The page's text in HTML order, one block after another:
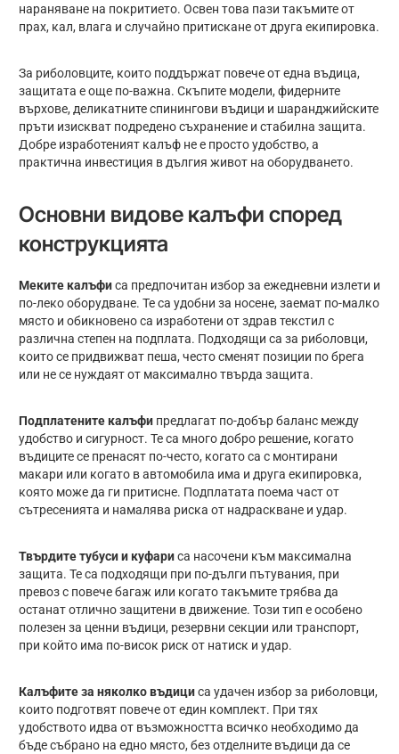
нараняване на покритието. Освен това пази такъмите от
прах, кал, влага и случайно притискане от друга екипировка.
За риболовците, които поддържат повече от една въдица,
защитата е още по-важна. Скъпите модели, фидерните
върхове, деликатните спинингови въдици и шаранджийските
пръти изискват подредено съхранение и стабилна защита.
Добре изработеният калъф не е просто удобство, а
практична инвестиция в дългия живот на оборудването.
Основни видове калъфи според
конструкцията
Меките калъфиса предпочитан избор за ежедневни излети и
по-леко оборудване. Те са удобни за носене, заемат по-малко
място и обикновено са изработени от здрав текстил с
различна степен на подплата. Подходящи са за риболовци,
които се придвижват пеша, често сменят позиции по брега
или не се нуждаят от максимално твърда защита.
Подплатените калъфи предлагат по-добър баланс между
удобство и сигурност. Те са много добро решение, когато
въдиците се пренасят по-често, когато са с монтирани
макари или когато в автомобила има и друга екипировка,
която може да ги притисне. Подплатата поема част от
сътресенията и намалява риска от надраскване и удар.
Твърдите тубуси и куфариса насочени към максимална
защита. Те са подходящи при по-дълги пътувания, при
превоз с повече багаж или когато такъмите трябва да
останат отлично защитени в движение. Този тип е особено
полезен за ценни въдици, резервни секции или транспорт,
при който има по-висок риск от натиск и удар.
Калъфите за няколко въдициса удачен избор за риболовци,
които подготвят повече от един комплект. При тях
удобството идва от възможността всичко необходимо да
бъде събрано на едно място, без отделните въдици да се